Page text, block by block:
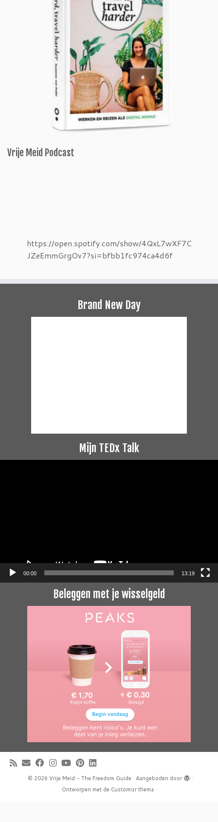
Vrije Meid Podcast
https://open.spotify.com/show/4QxL7wXF7C
JZeEmmGrgOv7?si=bfbb1fc974ca4d6f
Brand New Day
Mijn TEDx Talk
00:00 13:19
Beleggen met je wisselgeld
· © 2026 Vrije Meid - The Freedom Guide · Aangeboden door
·
Ontworpen met de Customizr thema ·